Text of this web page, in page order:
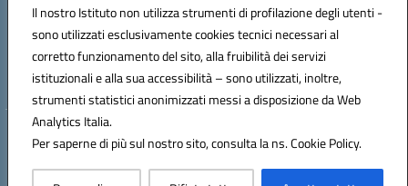
Il nostro Istituto non utilizza strumenti di profilazione degli utenti -
sono utilizzati esclusivamente cookies tecnici necessari al
corretto funzionamento del sito, alla fruibilità dei servizi
istituzionali e alla sua accessibilità – sono utilizzati, inoltre,
strumenti statistici anonimizzati messi a disposizione da Web
Analytics Italia.
Per saperne di più sul nostro sito, consulta la ns. Cookie Policy.
Codice fiscale: 91064900581
Codice meccanografico:RMIC8GQ00R
Codice Indice delle Pubbliche Amministrazioni (IPA): istsc_rmic8gq00r
Codice unico di fatturazione (CUF): UFQ3FK
Hosting & Powered by 3D Solution S.r.l.
Concept & Design by Designers Italia